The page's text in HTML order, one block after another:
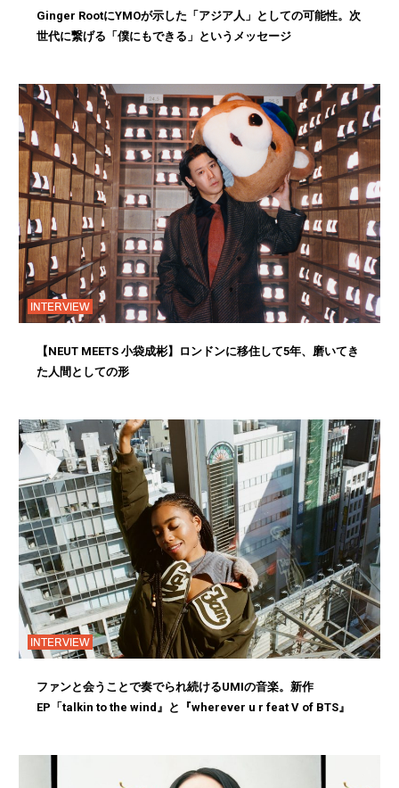
Ginger RootにYMOが示した「アジア人」としての可能性。次
世代に繋げる「僕にもできる」というメッセージ
INTERVIEW
【NEUT MEETS 小袋成彬】ロンドンに移住して5年、磨いてき
た人間としての形
INTERVIEW
ファンと会うことで奏でられ続けるUMIの音楽。新作
EP「talkin to the wind』と『wherever u r feat V of BTS』